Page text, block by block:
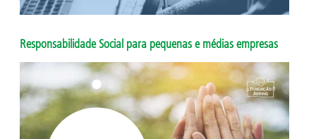
Responsabilidade Social para pequenas e médias empresas